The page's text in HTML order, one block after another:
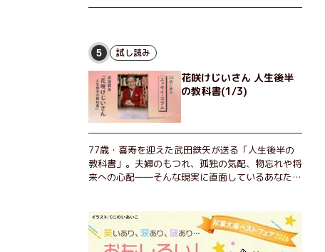
5 試し読み
花咲けじいさん 人生後半
の教科書(1/3)
77歳・喜寿を迎えた武田鉄矢が送る「人生後半の
教科書」。夫婦のもつれ、孤独の気配、物忘れや将
来への心配――そんな現実に直面しているあなた
経験をもとに繰り出される持論は説得力満点。まだ
まだ人生これから！ 読むだけで前向きになれる一
冊。